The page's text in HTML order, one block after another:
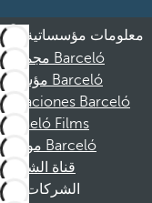
معلومات مؤسساتية
مجموعة Barceló
مؤسسة Barceló
Vacaciones Barceló
Barceló Films
موظفو Barceló
قناة الشكوى
الشركات